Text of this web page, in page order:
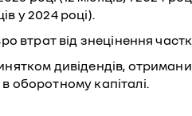
у 2024 році).
втрат від знецінення
дивідендів,
оборотному капіталі.